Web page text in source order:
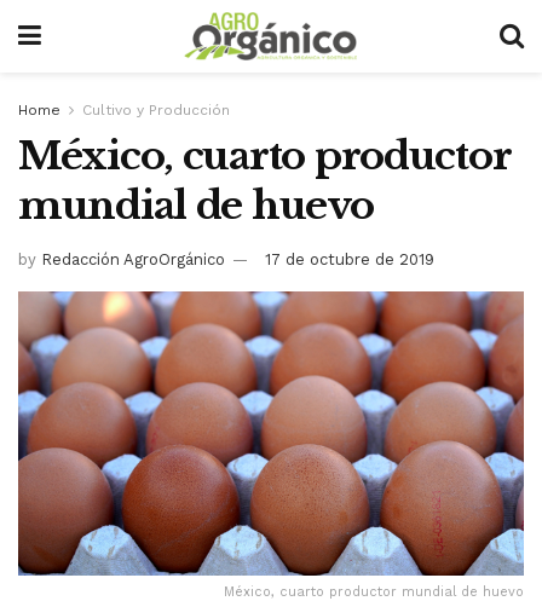
Home Cultivo y Producción
México, cuarto productor
mundial de huevo
by Redacción AgroOrgánico 17 de octubre de 2019
México, cuarto productor mundial de huevo